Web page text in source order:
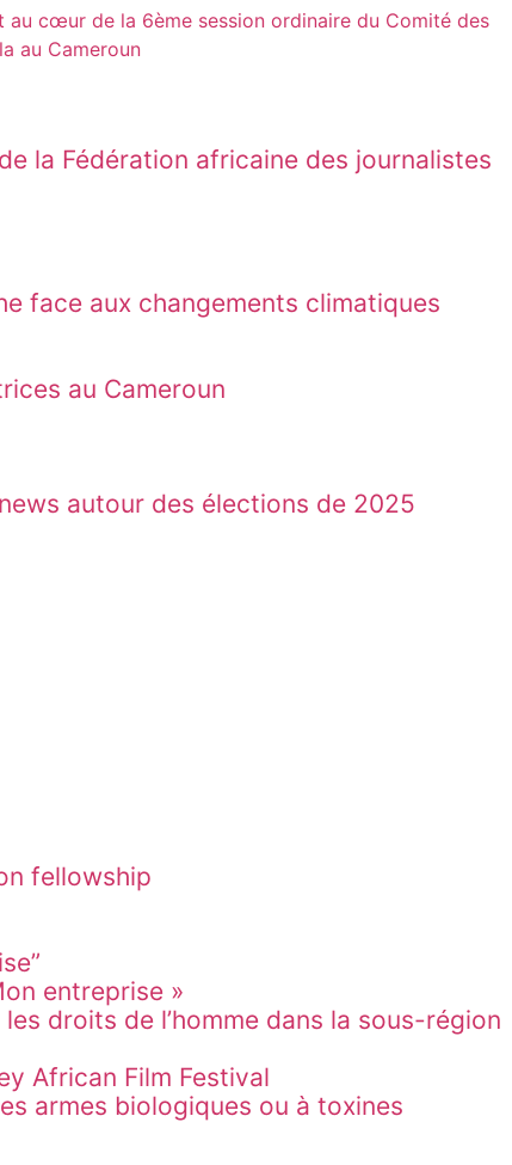
la Fédération africaine des journalistes
face aux changements climatiques
au Cameroun
autour des élections de 2025
secours aux filles et femmes dans les
fellowship
entreprise »
droits de l’homme dans la sous-région
African Film Festival
armes biologiques ou à toxines